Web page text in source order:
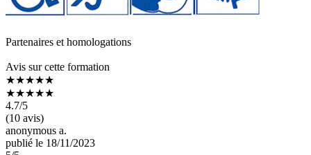
Partenaires et homologations
Avis sur cette formation
★★★★★
★★★★★
4.7/5
(10 avis)
anonymous a.
publié le 18/11/2023